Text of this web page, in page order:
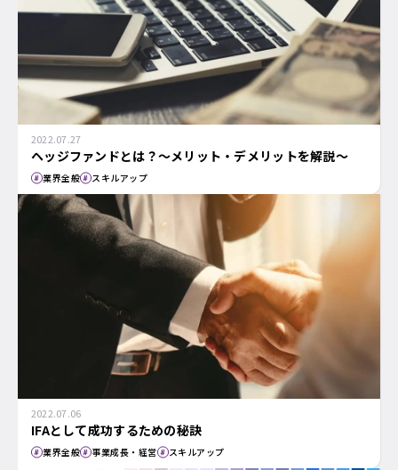
2022.07.27
ヘッジファンドとは？～メリット・デメリットを解説～
業界全般 スキルアップ
2022.07.06
IFAとして成功するための秘訣
業界全般 事業成長・経営 スキルアップ